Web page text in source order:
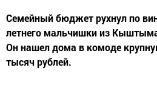
Семейный бюджет рухнул по
летнего мальчишки из
Он нашел дома в комоде
тысяч рублей.